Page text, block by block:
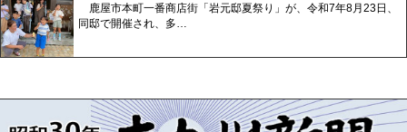
鹿屋市本町一番商店街「岩元邸夏祭り」が、令和7年8月23日、
同邸で開催され、多…